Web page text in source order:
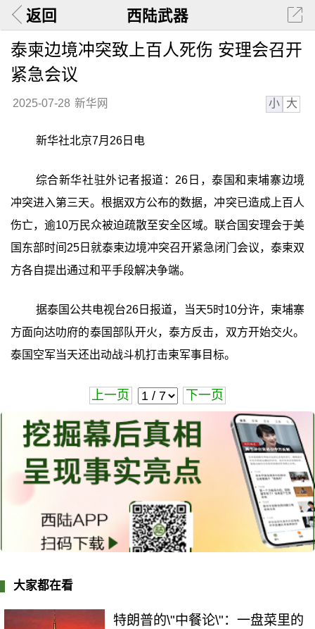
返回 西陆武器
泰柬边境冲突致上百人死伤 安理会召开
紧急会议
2025-07-28 新华网 小 大
新华社北京7月26日电
综合新华社驻外记者报道：26日，泰国和柬埔寨边境
冲突进入第三天。根据双方公布的数据，冲突已造成上百人
伤亡，逾10万民众被迫疏散至安全区域。联合国安理会于美
国东部时间25日就泰柬边境冲突召开紧急闭门会议，泰柬双
方各自提出通过和平手段解决争端。
据泰国公共电视台26日报道，当天5时10分许，柬埔寨
方面向达叻府的泰国部队开火，泰方反击，双方开始交火。
泰国空军当天还出动战斗机打击柬军事目标。
上一页 下一页
大家都在看
特朗普的\"中餐论\"：一盘菜里的